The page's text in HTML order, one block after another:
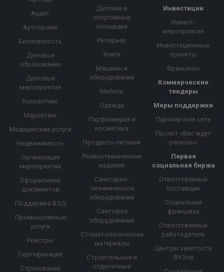
Аудит
Аутсорсинг
Безопасность
Деловое
образование
Деловые
мероприятия
Консалтинг
Маркетинг
Медицинские услуги
Недвижимость
Организация
мероприятий
Оформление
документов
Поддержка ВЭД
Промышленные
услуги
Реестры
Сертификация
Страхование
Детские и
спортивные
площадки
Интерьер
Книги
Машины и
оборудование
Мебель
Одежда
Парфюмерия и
косметика
Продукты питания
Резинотехнические
изделия
Санитарно-
гигиеническое
оборудование
Световое
оборудование
Стоматологические
материалы
Строительные и
отделочные
Инвестиции
Инвест-
мероприятия
Инвестиционные
проекты
Франшизы
Коммерческие
тендеры
Меры поддержки
Партнерская сеть
Проект «Вас ждут
регионы»
Первая
социальная биржа
Ответственный
поставщик
Социальная
франшиза
Ответственный
работодатель
Центры занятости
ВУЗов